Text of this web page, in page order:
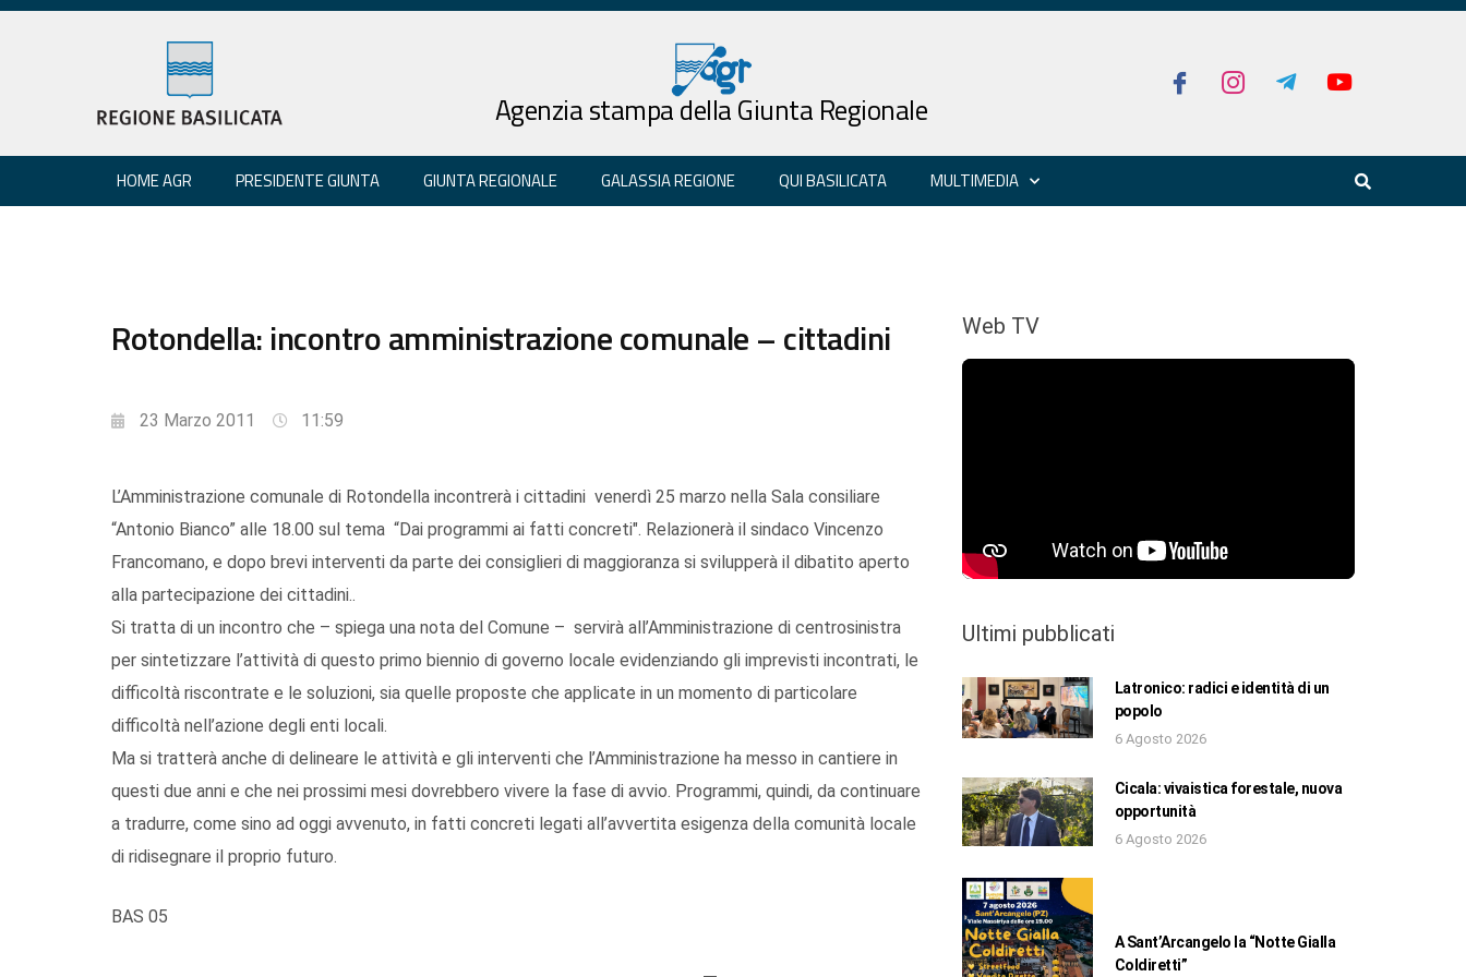
Agenzia stampa della Giunta Regionale
HOME AGR PRESIDENTE GIUNTA GIUNTA REGIONALE GALASSIA REGIONE QUI BASILICATA MULTIMEDIA
Rotondella: incontro amministrazione comunale – cittadini
23 Marzo 2011 11:59
L’Amministrazione comunale di Rotondella incontrerà i cittadini venerdì 25 marzo nella Sala consiliare
“Antonio Bianco” alle 18.00 sul tema “Dai programmi ai fatti concreti". Relazionerà il sindaco Vincenzo
Francomano, e dopo brevi interventi da parte dei consiglieri di maggioranza si svilupperà il dibatito aperto
alla partecipazione dei cittadini..
Si tratta di un incontro che – spiega una nota del Comune – servirà all’Amministrazione di centrosinistra
per sintetizzare l’attività di questo primo biennio di governo locale evidenziando gli imprevisti incontrati, le
difficoltà riscontrate e le soluzioni, sia quelle proposte che applicate in un momento di particolare
difficoltà nell’azione degli enti locali.
Ma si tratterà anche di delineare le attività e gli interventi che l’Amministrazione ha messo in cantiere in
questi due anni e che nei prossimi mesi dovrebbero vivere la fase di avvio. Programmi, quindi, da continuare
a tradurre, come sino ad oggi avvenuto, in fatti concreti legati all’avvertita esigenza della comunità locale
di ridisegnare il proprio futuro.
BAS 05
Web TV
Ultimi pubblicati
Latronico: radici e identità di un
popolo
6 Agosto 2026
Cicala: vivaistica forestale, nuova
opportunità
6 Agosto 2026
A Sant’Arcangelo la “Notte Gialla
Coldiretti”